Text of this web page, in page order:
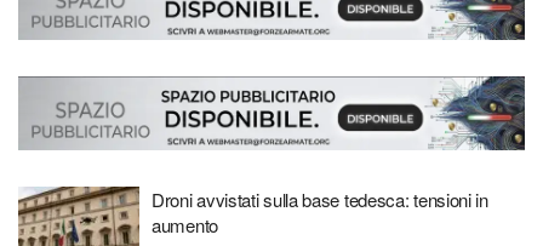
Droni avvistati sulla base tedesca: tensioni in
aumento